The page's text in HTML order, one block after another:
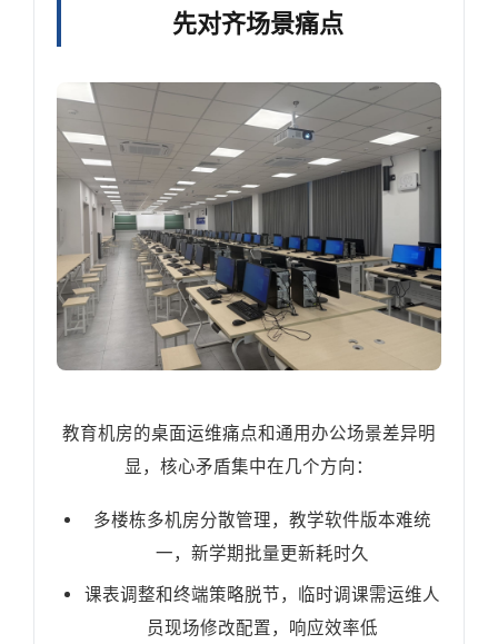
先对齐场景痛点
教育机房的桌面运维痛点和通用办公场景差异明
显，核心矛盾集中在几个方向：
多楼栋多机房分散管理，教学软件版本难统
一，新学期批量更新耗时久
课表调整和终端策略脱节，临时调课需运维人
员现场修改配置，响应效率低